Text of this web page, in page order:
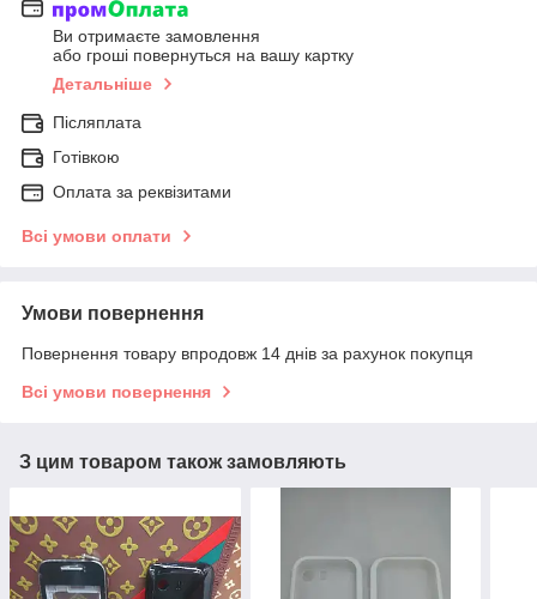
Ви отримаєте замовлення
або гроші повернуться на вашу картку
Детальніше
Післяплата
Готівкою
Оплата за реквізитами
Всі умови оплати
Умови повернення
Повернення товару впродовж 14 днів за рахунок покупця
Всі умови повернення
З цим товаром також замовляють